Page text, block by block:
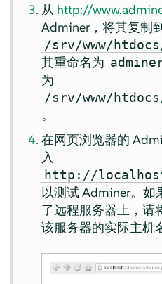
从 http://
Adminer，将其复制
/srv/www/
其重命名为
为
/srv/www/
。
在网页浏览器的
入
http://
以测试 Adminer。如
了远程服务器上，请
该服务器的实际主机